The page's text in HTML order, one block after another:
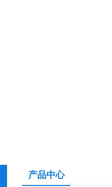
产品中心